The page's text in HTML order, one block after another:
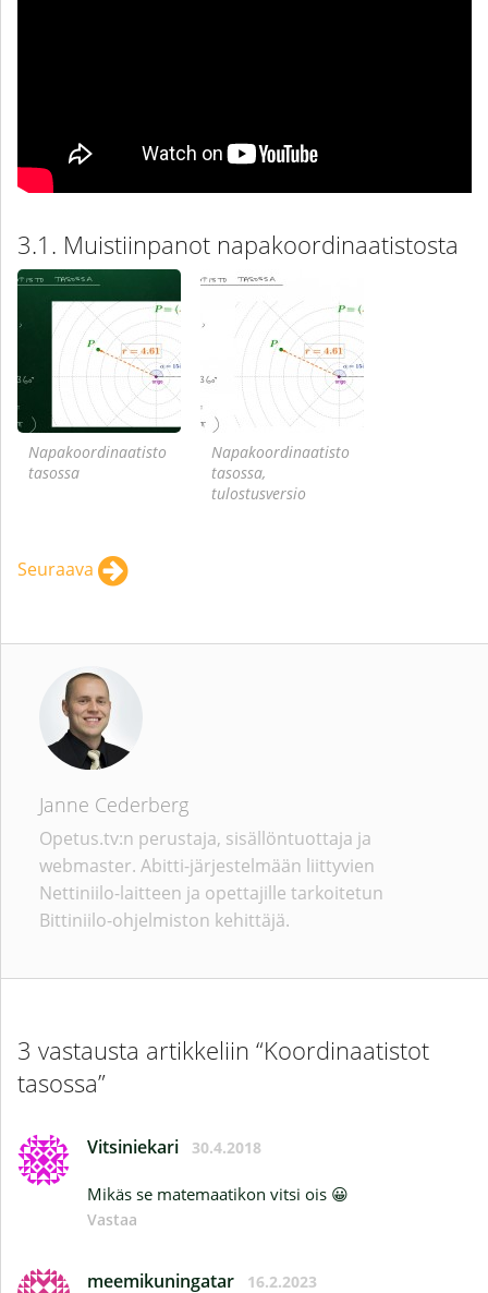
Muistiinpanot napakoordinaatistosta
Napakoordinaatisto
tasossa
Napakoordinaatisto
tasossa,
tulostusversio
Seuraava
Janne Cederberg
Opetus.tv:n perustaja, sisällöntuottaja ja
webmaster. Abitti-järjestelmään liittyvien
Nettiniilo-laitteen ja opettajille tarkoitetun
Bittiniilo-ohjelmiston kehittäjä.
3 vastausta artikkeliin “Koordinaatistot
tasossa”
Vitsiniekari 30.4.2018
Mikäs se matemaatikon vitsi ois 😀
Vastaa
meemikuningatar 16.2.2023